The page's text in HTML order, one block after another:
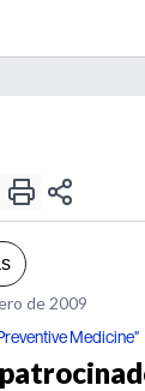
de 2009
Medicine"